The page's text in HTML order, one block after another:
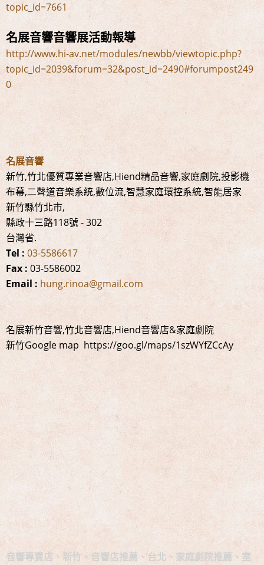
topic_id=7661
名展音響音響展活動報導
http://www.hi-av.net/modules/newbb/viewtopic.php?
topic_id=2039&forum=32&post_id=2490#forumpost249
0
名展音響
新竹,竹北優質專業音響店,Hiend精品音響,家庭劇院,投影機
布幕,二聲道音樂系統,數位流,智慧家庭環控系統,智能居家
新竹縣竹北市,
縣政十三路118號-302
台灣省.
Tel : 03-5586617
Fax : 03-5586002
Email : hung.rinoa@gmail.com
名展新竹音響,竹北音響店,Hiend音響店&家庭劇院
新竹Google map https://goo.gl/maps/1szWYfZCcAy
音響專賣店、新竹、音響店推薦、台北、家庭劇院推薦、室